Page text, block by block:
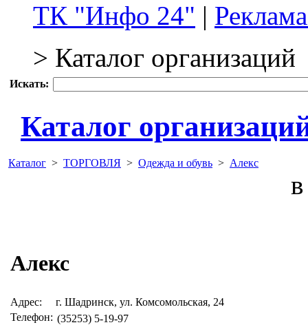
ТК "Инфо 24" |
> Каталог организаций
Искать:
Каталог
Каталог > ТОРГОВЛЯ > Одежда и обувь > Алекс
Алекс
Адрес:
г. Шадринск, ул. Комсомольская, 24
Телефон: (35253) 5-19-97